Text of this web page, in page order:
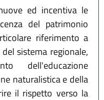
ed incentiva le
del patrimonio
riferimento a
sistema regionale,
dell'educazione
naturalistica e della
il rispetto verso la